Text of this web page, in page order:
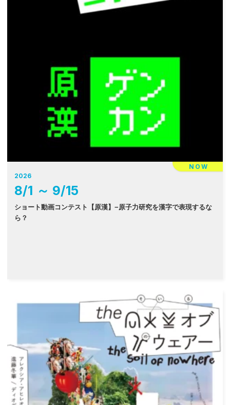
NOW
2026
8/1 ～ 9/15
ショート動画コンテスト【原漢】−原子力研究を漢字で表現するな
ら？